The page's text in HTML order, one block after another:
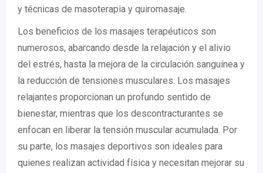
y técnicas de masoterapia y quiromasaje.
Los beneficios de los masajes terapéuticos son
numerosos, abarcando desde la relajación y el alivio
del estrés, hasta la mejora de la circulación sanguínea y
la reducción de tensiones musculares. Los masajes
relajantes proporcionan un profundo sentido de
bienestar, mientras que los descontracturantes se
enfocan en liberar la tensión muscular acumulada. Por
su parte, los masajes deportivos son ideales para
quienes realizan actividad física y necesitan mejorar su